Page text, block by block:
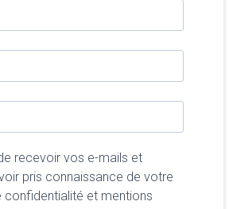
recevoir vos e-mails et
pris connaissance de votre
confidentialité et mentions